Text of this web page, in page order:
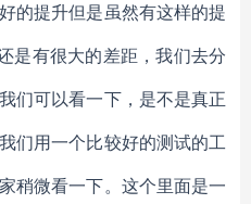
的提升但是虽然有这样的提
是有很大的差距，我们去分
们可以看一下，是不是真正
们用一个比较好的测试的工
稍微看一下。这个里面是一